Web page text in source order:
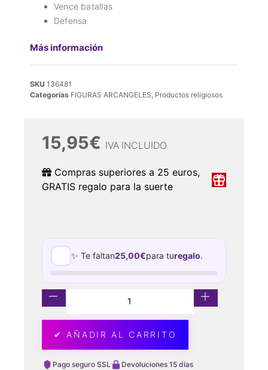
Vence batallas
Defensa
Más información
SKU 136481
Categorías FIGURAS ARCANGELES, Productos religiosos
15,95€ IVA INCLUIDO
Compras superiores a 25 euros,
GRATIS regalo para la suerte
✨ Te faltan25,00€para turegalo.
✔ AÑADIR AL CARRITO
Pago seguro SSL
Devoluciones 15 días